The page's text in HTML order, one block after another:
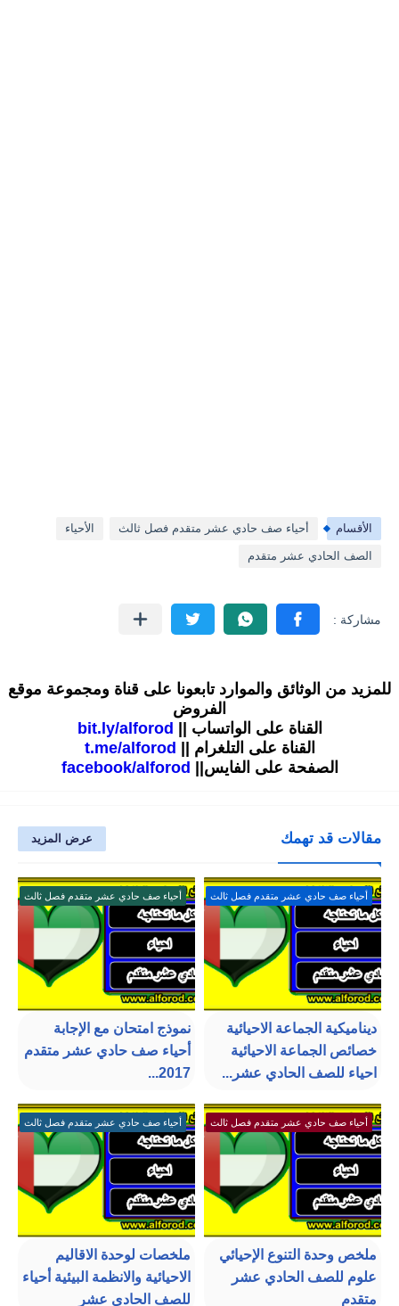
الأقسام أحياء صف حادي عشر متقدم فصل ثالث الأحياء
الصف الحادي عشر متقدم
للمزيد من الوثائق والموارد تابعونا على قناة ومجموعة موقع
الفروض
القناة على الواتساب ||
bit.ly/alforod
القناة على التلغرام ||
t.me/alforod
الصفحة على الفايس||
facebook/alforod
مقالات قد تهمك عرض المزيد
أحياء صف حادي عشر متقدم فصل ثالث
ديناميكية الجماعة الاحيائية
خصائص الجماعة الاحيائية
احياء للصف الحادي عشر...
أحياء صف حادي عشر متقدم فصل ثالث
نموذج امتحان مع الإجابة
أحياء صف حادي عشر متقدم
2017...
أحياء صف حادي عشر متقدم فصل ثالث
ملخص وحدة التنوع الإحيائي
علوم للصف الحادي عشر
متقدم
أحياء صف حادي عشر متقدم فصل ثالث
ملخصات لوحدة الاقاليم
الاحيائية والانظمة البيئية أحياء
للصف الحادي عشر